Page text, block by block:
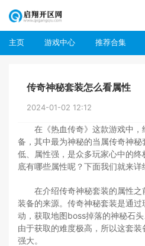
主页 游戏中心 推荐合集
传奇神秘套装怎么看属性
2024-01-02 12:12
在《热血传奇》这款游戏中
备，其中最为神秘的当属传奇神
低、属性强，是众多玩家心中的
底有哪些属性呢？下面我们就来详
在介绍传奇神秘套装的属性
装备的来源。传奇神秘套装是通
动，获取地图boss掉落的神秘石头
由于获取的难度极高，所以这套
强大。